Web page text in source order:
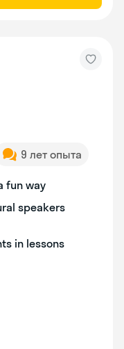
9 лет опыта
fun way
speakers
in lessons